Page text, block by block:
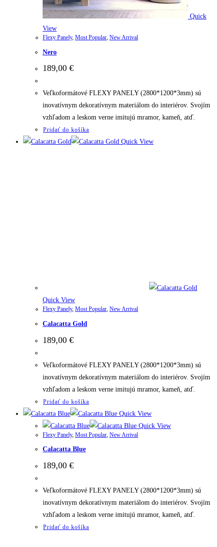
Quick
View
Flexy Panely, Most Popular, New Arrival
Nero
189,00 €
Veľkoformátové FLEXY PANELY (2800*1200*3mm) sú
inovatívnym dekoratívnym materiálom do interiérov. Svojím
vzhľadom a leskom verne imitujú mramor, kameň, atď.
Pridať do košíka
Quick View
Quick View
Flexy Panely, Most Popular, New Arrival
Calacatta Gold
189,00 €
Veľkoformátové FLEXY PANELY (2800*1200*3mm) sú
inovatívnym dekoratívnym materiálom do interiérov. Svojím
vzhľadom a leskom verne imitujú mramor, kameň, atď.
Pridať do košíka
Quick View
Quick View
Flexy Panely, Most Popular New Arrival
Calacatta Blue
189,00 €
Veľkoformátové FLEXY PANELY (2800*1200*3mm) sú
inovatívnym dekoratívnym materiálom do interiérov. Svojím
vzhľadom a leskom verne imitujú mramor, kameň, atď.
Pridať do košíka